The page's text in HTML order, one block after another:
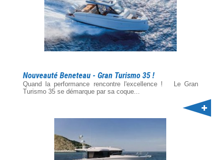
Nouveauté Beneteau - Gran Turismo 35 !
Quand la performance rencontre l'excellence ! Le Gran
Turismo 35 se démarque par sa coque...